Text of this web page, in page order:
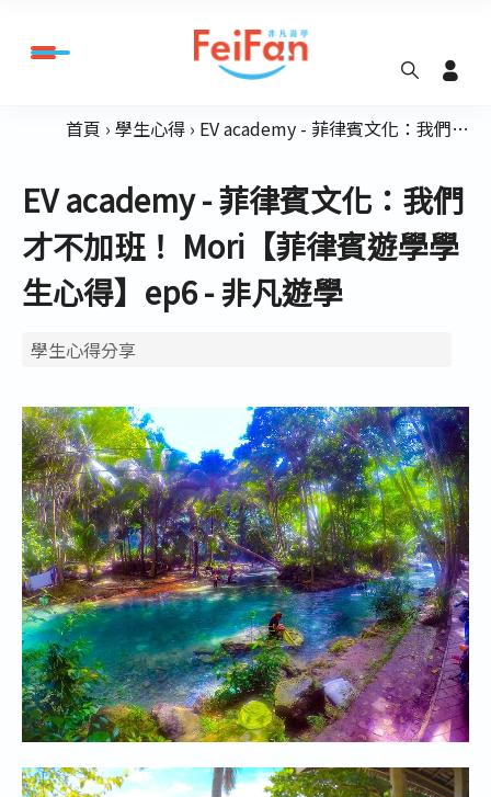
首頁 學生心得 EV academy - 菲律賓文化：我們才不加班！ Mori【菲律賓遊學學生心得】ep6 - 非凡遊學
EV academy - 菲律賓文化：我們
才不加班！ Mori【菲律賓遊學學
生心得】ep6 - 非凡遊學
學生心得分享